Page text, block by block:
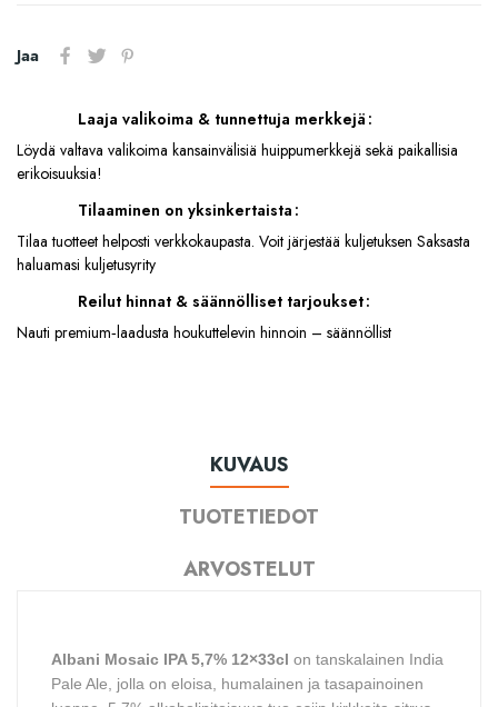
Jaa
Laaja valikoima & tunnettuja merkkejä
Löydä valtava valikoima kansainvälisiä huippumerkkejä sekä paikallisia
erikoisuuksia!
Tilaaminen on yksinkertaista
Tilaa tuotteet helposti verkkokaupasta. Voit järjestää kuljetuksen Saksasta
haluamasi kuljetusyrity
Reilut hinnat & säännölliset tarjoukset
Nauti premium‑laadusta houkuttelevin hinnoin – säännöllist
KUVAUS
TUOTETIEDOT
ARVOSTELUT
Albani Mosaic IPA 5,7% 12×33cl on tanskalainen India
Pale Ale, jolla on eloisa, humalainen ja tasapainoinen